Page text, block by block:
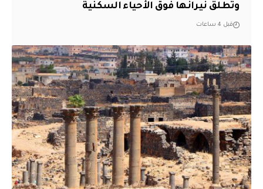
وتطلق نيرانها فوق الأحياء السكنية
قبل 4 ساعات